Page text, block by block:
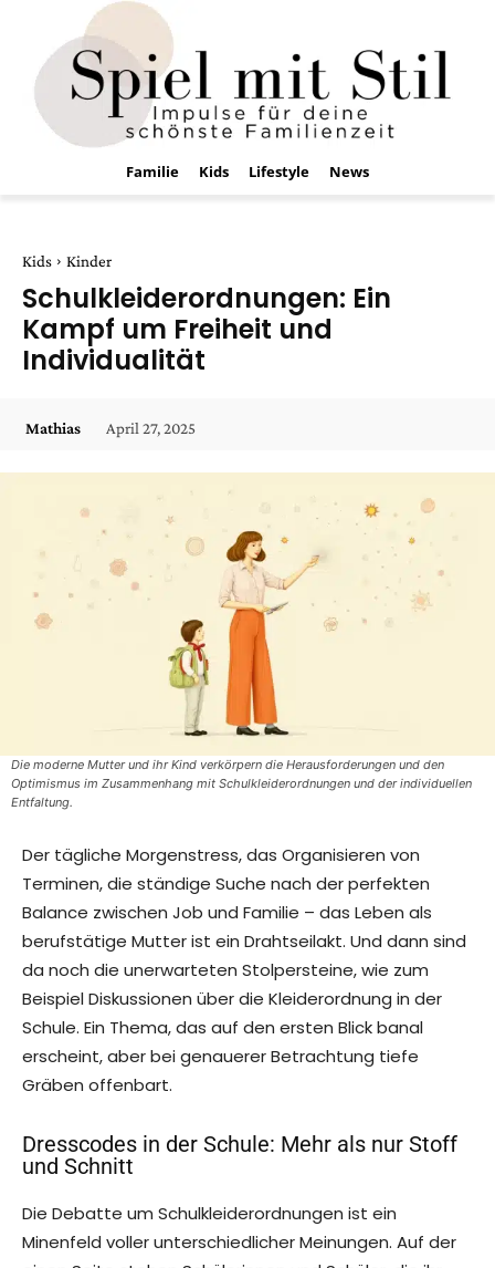
Familie Kids Lifestyle News
Kids Kinder
Schulkleiderordnungen: Ein
Kampf um Freiheit und
Individualität
Mathias April 27, 2025
Die moderne Mutter und ihr Kind verkörpern die Herausforderungen und den
Optimismus im Zusammenhang mit Schulkleiderordnungen und der individuellen
Entfaltung.
Der tägliche Morgenstress, das Organisieren von
Terminen, die ständige Suche nach der perfekten
Balance zwischen Job und Familie – das Leben als
berufstätige Mutter ist ein Drahtseilakt. Und dann sind
da noch die unerwarteten Stolpersteine, wie zum
Beispiel Diskussionen über die Kleiderordnung in der
Schule. Ein Thema, das auf den ersten Blick banal
erscheint, aber bei genauerer Betrachtung tiefe
Gräben offenbart.
Dresscodes in der Schule: Mehr als nur Stoff
und Schnitt
Die Debatte um Schulkleiderordnungen ist ein
Minenfeld voller unterschiedlicher Meinungen. Auf der